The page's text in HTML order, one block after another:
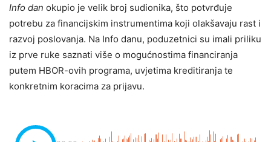
Info dan okupio je velik broj sudionika, što potvrđuje
potrebu za financijskim instrumentima koji olakšavaju rast i
razvoj poslovanja. Na Info danu, poduzetnici su imali priliku
iz prve ruke saznati više o mogućnostima financiranja
putem HBOR-ovih programa, uvjetima kreditiranja te
konkretnim koracima za prijavu.